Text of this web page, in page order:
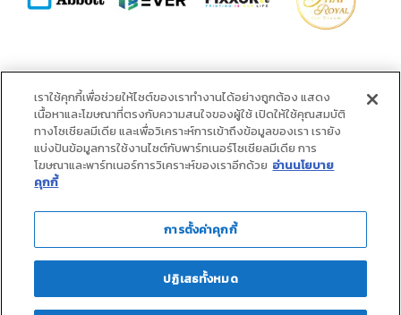
พันธมิตร :
เราใช้คุกกี้เพื่อช่วยให้ไซต์ของเราทำงานได้อย่างถูกต้อง แสดง
เนื้อหาและโฆษณาที่ตรงกับความสนใจของผู้ใช้ เปิดให้ใช้คุณสมบัติ
ทางโซเชียลมีเดีย และเพื่อวิเคราะห์การเข้าถึงข้อมูลของเรา เรายัง
แบ่งปันข้อมูลการใช้งานไซต์กับพาร์ทเนอร์โซเชียลมีเดีย การ
โฆษณาและพาร์ทเนอร์การวิเคราะห์ของเราอีกด้วย อ่านนโยบาย
คุกกี้
การตั้งค่าคุกกี้
ปฏิเสธทั้งหมด